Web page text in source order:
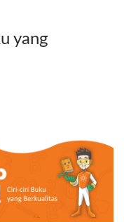
yang